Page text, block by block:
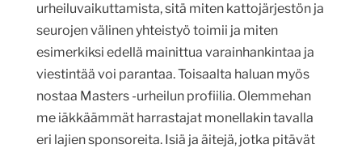
urheiluvaikuttamista, sitä miten kattojärjestön ja
seurojen välinen yhteistyö toimii ja miten
esimerkiksi edellä mainittua varainhankintaa ja
viestintää voi parantaa. Toisaalta haluan myös
nostaa Masters -urheilun profiilia. Olemmehan
me iäkkäämmät harrastajat monellakin tavalla
eri lajien sponsoreita. Isiä ja äitejä, jotka pitävät